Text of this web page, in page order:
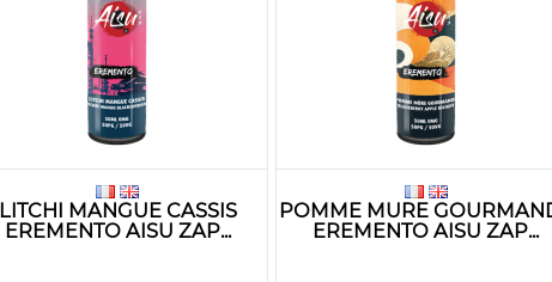
LITCHI MANGUE CASSIS
EREMENTO AISU ZAP...
POMME MURE
EREMENTO AISU ZAP...